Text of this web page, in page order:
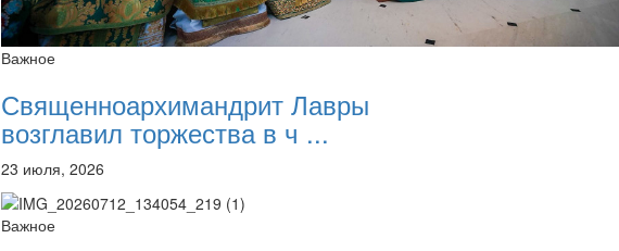
Важное
Священноархимандрит Лавры
возглавил торжества в ч ...
23 июля, 2026
Важное